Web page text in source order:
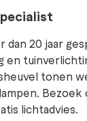
dan 20 jaar
en
tonen
Bezoek
lichtadvies.